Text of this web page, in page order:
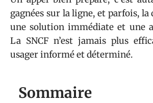
Sommaire
gagnées sur la ligne, et parfois,
une solution immédiate et une
La SNCF n’est jamais plus
usager informé et déterminé.